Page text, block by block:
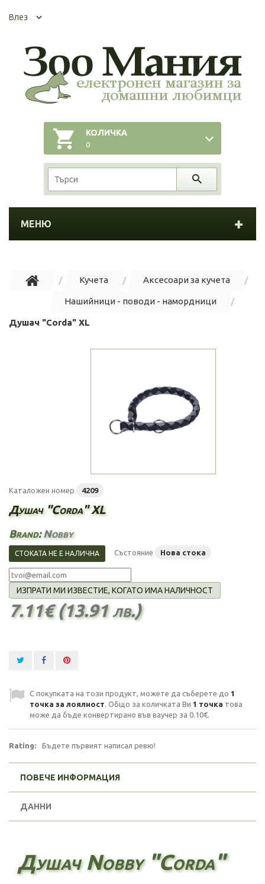
Влез
КОЛИЧКА
0
МЕНЮ
Кучета Аксесоари за кучета
Нашийници - поводи - намордници
Душач "Corda" XL
Каталожен номер 4209
Душач "Corda" XL
Brand:Nobby
СТОКАТА НЕ Е НАЛИЧНА Състояние Нова стока
ИЗПРАТИ МИ ИЗВЕСТИЕ, КОГАТО ИМА НАЛИЧНОСТ
7.11€ (13.91 лв.)
С покупката на този продукт, можете да съберете до 1
точка за лоялност. Общо за количката Ви 1 точка това
може да бъде конвертирано във ваучер за 0.10€.
Rating: Бъдете първият написал ревю!
ПОВЕЧЕ ИНФОРМАЦИЯ
ДАННИ
Душач Nobby "Corda"